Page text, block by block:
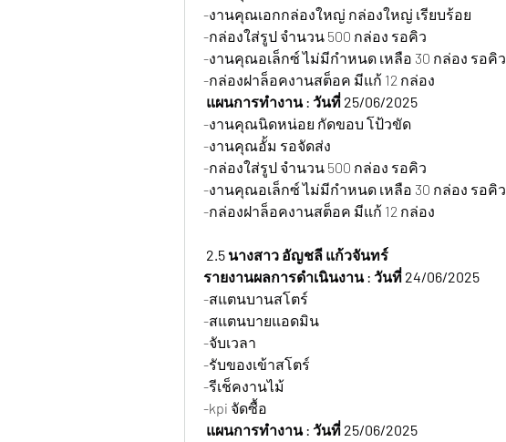
-งานคุณเอกกล่องใหญ่ กล่องใหญ่ เรียบร้อย
-กล่องใส่รูป จำนวน 500 กล่อง รอคิว
-งานคุณอเล็กซ์ ไม่มีกำหนด เหลือ 30 กล่อง รอคิว
-กล่องฝาล็อคงานสต็อค มีแก้ 12 กล่อง
แผนการทำงาน : วันที่ 25/06/2025
-งานคุณนิดหน่อย กัดขอบ โป้วขัด
-งานคุณอั้ม รอจัดส่ง
-กล่องใส่รูป จำนวน 500 กล่อง รอคิว
-งานคุณอเล็กซ์ ไม่มีกำหนด เหลือ 30 กล่อง รอคิว
-กล่องฝาล็อคงานสต็อค มีแก้ 12 กล่อง
2.5 นางสาว อัญชลี แก้วจันทร์
รายงานผลการดำเนินงาน : วันที่ 24/06/2025
-สแตนบานสโตร์
-สแตนบายแอดมิน
-จับเวลา
-รับของเข้าสโตร์
-รีเช็คงานไม้
-kpi จัดซื้อ
แผนการทำงาน : วันที่ 25/06/2025